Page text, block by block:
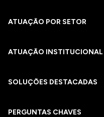
ATUAÇÃO POR SETOR
ATUAÇÃO INSTITUCIONAL
SOLUÇÕES DESTACADAS
PERGUNTAS CHAVES​